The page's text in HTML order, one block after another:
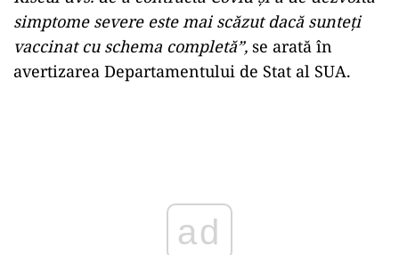
simptome severe este mai scăzut dacă sunteți
vaccinat cu schema completă”, se arată în
avertizarea Departamentului de Stat al SUA.